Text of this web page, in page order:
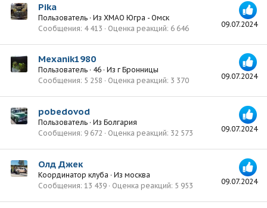
09.07.2024
Pika
Пользователь · Из ХМАО Югра - Омск
Сообщения 4 413 Оценка реакций 6 646
09.07.2024
Mexanik1980
Пользователь · 46 · Из г Бронницы
Сообщения 5 258 Оценка реакций 3 370
09.07.2024
pobedovod
Пользователь · Из Болгария
Сообщения 9 672 Оценка реакций 32 573
09.07.2024
Олд Джек
Координатор клуба · Из москва
Сообщения 13 439 Оценка реакций 5 953